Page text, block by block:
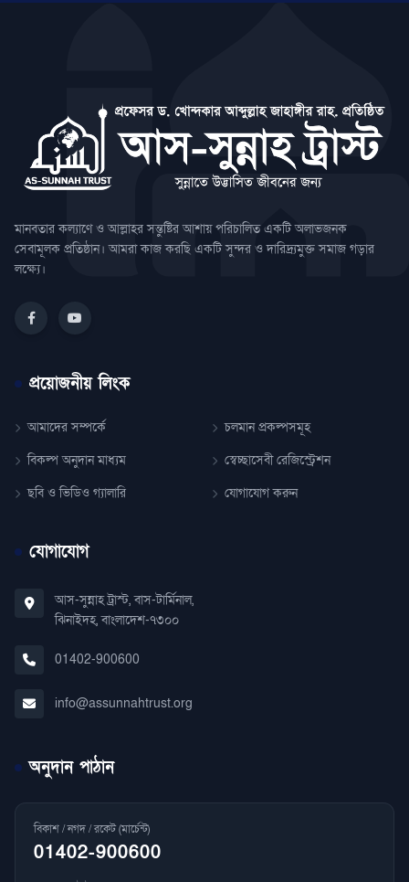
মানবতার কল্যাণে ও আল্লাহর সন্তুষ্টির আশায় পরিচালিত একটি অলাভজনক
সেবামূলক প্রতিষ্ঠান। আমরা কাজ করছি একটি সুন্দর ও দারিদ্র্যমুক্ত সমাজ গড়ার
লক্ষ্যে।
প্রয়োজনীয় লিংক
আমাদের সম্পর্কে
চলমান প্রকল্পসমূহ
বিকল্প অনুদান মাধ্যম
স্বেচ্ছাসেবী রেজিস্ট্রেশন
ছবি ও ভিডিও গ্যালারি
যোগাযোগ করুন
যোগাযোগ
আস-সুন্নাহ ট্রাস্ট, বাস-টার্মিনাল,
ঝিনাইদহ, বাংলাদেশ-৭৩০০
01402-900600
info@assunnahtrust.org
অনুদান পাঠান
বিকাশ / নগদ / রকেট (মার্চেন্ট)
01402-900600